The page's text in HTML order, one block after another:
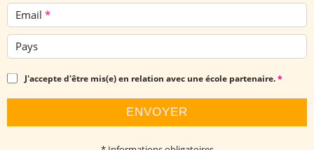
Email *
Pays
J'accepte d'être mis(e) en relation avec une école partenaire.*
ENVOYER